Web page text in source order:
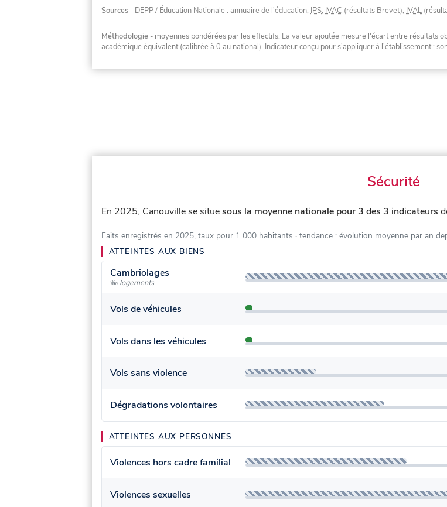
Sources - DEPP / Éducation Nationale : annuaire de l'éducation, IPS, IVAC (résultats Brevet), IVAL
Méthodologie - moyennes pondérées par les effectifs. La valeur ajoutée mesure l'écart entre résultats
académique équivalent (calibrée à 0 au national). Indicateur conçu pour s'appliquer à l'établissement ;
Sécurité
En 2025, Canouville se situesous la moyenne nationale pour 3 des 3 indicateurs
Faits enregistrés en 2025, taux pour 1 000 habitants · tendance : évolution moyenne par an
ATTEINTES AUX BIENS
Cambriolages
‰ logements
Vols de véhicules
Vols dans les véhicules
Vols sans violence
Dégradations volontaires
ATTEINTES AUX PERSONNES
Violences hors cadre familial
Violences sexuelles